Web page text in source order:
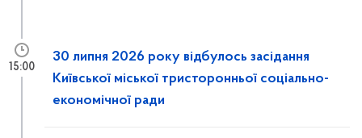
30 липня 2026 року відбулось засідання
Київської міської тристоронньої соціально-
економічної ради
15:00